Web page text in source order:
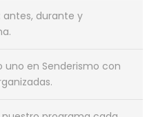
antes, durante y
uno en Senderismo con